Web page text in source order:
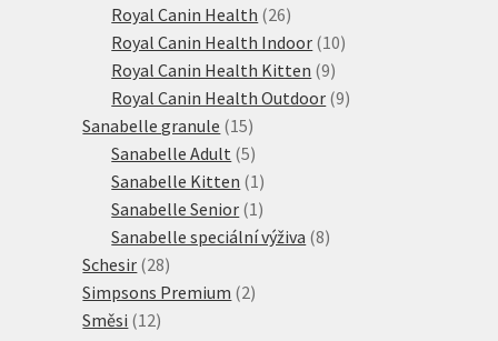
produktů
Royal Canin Health 2626
produktů
Royal Canin Health Indoor 1010
Royal Canin Health Kitten 99
produktů
Royal Canin Health Outdoor 99
Sanabelle granule 1515
produktů
Sanabelle Adult 55
produktů
Sanabelle Kitten 1 1
produkt
Sanabelle Senior 1 1
produkt
Sanabelle speciální výživa 88
Schesir 2828
produktů
Simpsons Premium 22
Směsi 1212